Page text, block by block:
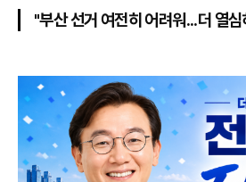
"부산 선거 여전히 어려워...더 열